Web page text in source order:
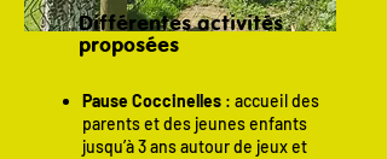
Différentes activités
proposées
Pause Coccinelles : accueil des
parents et des jeunes enfants
jusqu’à 3 ans autour de jeux et